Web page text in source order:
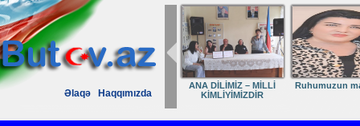
Əlaqə Haqqımızda
ANA DİLİMİZ – MİLLİ
KİMLİYİMİZDİR
Ruhumuzun